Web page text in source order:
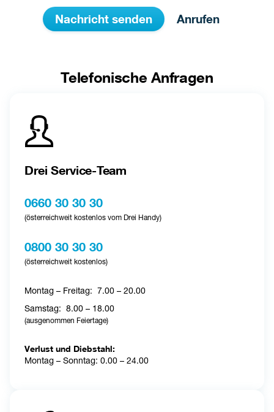
Nachricht senden Anrufen
Telefonische Anfragen
Drei Service-Team
0660 30 30 30
(österreichweit kostenlos vom Drei Handy)
0800 30 30 30
(österreichweit kostenlos)
Montag – Freitag: 7.00 – 20.00
Samstag: 8.00 – 18.00
(ausgenommen Feiertage)
Verlust und Diebstahl:
Montag – Sonntag: 0.00 – 24.00